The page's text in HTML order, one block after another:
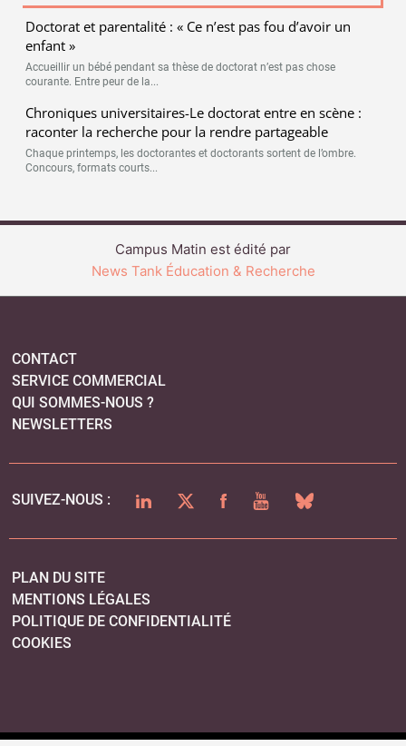
Doctorat et parentalité : « Ce n’est pas fou d’avoir un
enfant »
Accueillir un bébé pendant sa thèse de doctorat n’est pas chose
courante. Entre peur de la...
Chroniques universitaires-Le doctorat entre en scène :
raconter la recherche pour la rendre partageable
Chaque printemps, les doctorantes et doctorants sortent de l’ombre.
Concours, formats courts...
Campus Matin est édité par
News Tank Éducation & Recherche
CONTACT
SERVICE COMMERCIAL
QUI SOMMES-NOUS ?
NEWSLETTERS
SUIVEZ-NOUS : LINKEDINTWITTERFACEBOOKYOUTUBEBLUESKY
PLAN DU SITE
MENTIONS LÉGALES
POLITIQUE DE CONFIDENTIALITÉ
COOKIES